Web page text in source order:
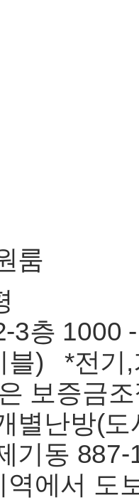
룸
3층 1000
블) *전기
금조
별난방(도
기동 887-
도보로